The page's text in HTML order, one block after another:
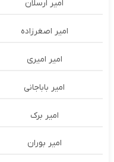
امیر ارسلان
امیر اصغرزاده
امیر امیری
امیر باباجانی
امیر برک
امیر بوران